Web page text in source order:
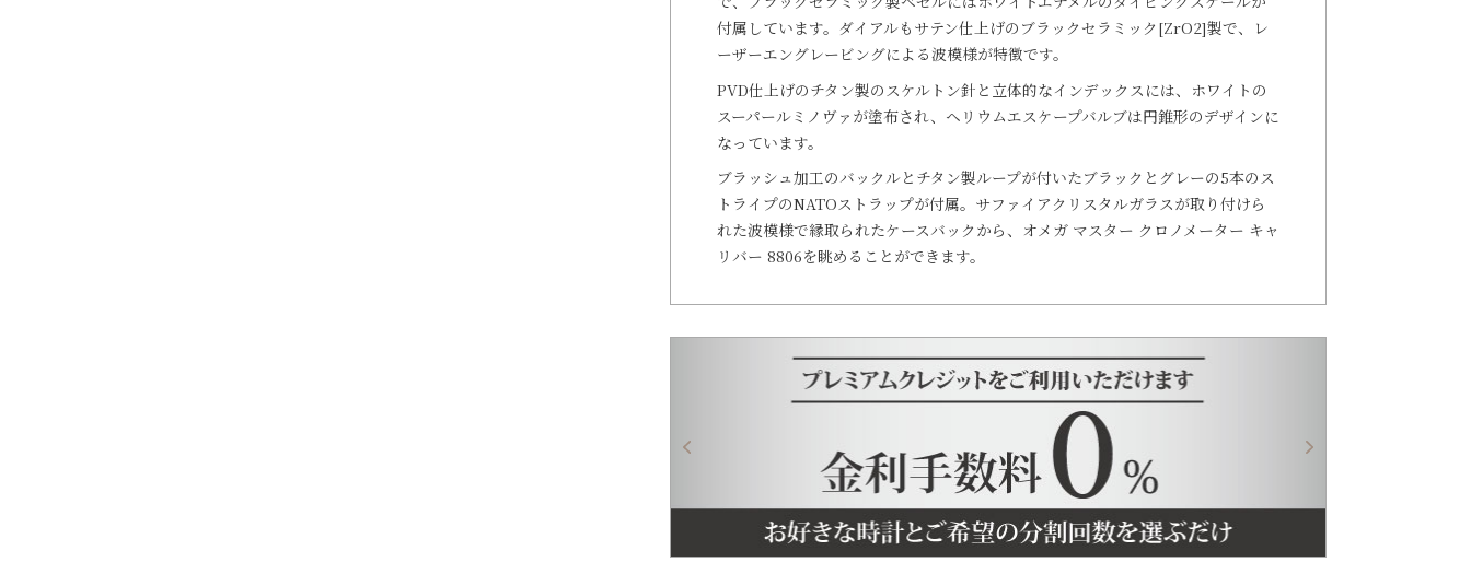
付属しています。ダイアルもサテン仕上げのブラックセラミック[ZrO2]製で、レ
ーザーエングレービングによる波模様が特徴です。
PVD仕上げのチタン製のスケルトン針と立体的なインデックスには、ホワイトの
スーパールミノヴァが塗布され、ヘリウムエスケープバルブは円錐形のデザインに
なっています。
ブラッシュ加工のバックルとチタン製ループが付いたブラックとグレーの5本のス
トライプのNATOストラップが付属。サファイアクリスタルガラスが取り付けら
れた波模様で縁取られたケースバックから、オメガ マスター クロノメーター キャ
リバー 8806を眺めることができます。